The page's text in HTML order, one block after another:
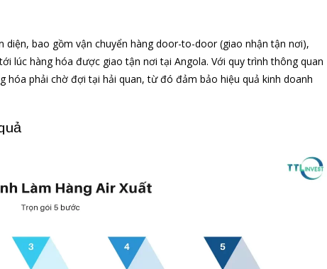
diện, bao gồm vận chuyển hàng door-to-door (giao nhận tận nơi),
lúc hàng hóa được giao tận nơi tại Angola. Với quy trình thông quan
hóa phải chờ đợi tại hải quan, từ đó đảm bảo hiệu quả kinh doanh